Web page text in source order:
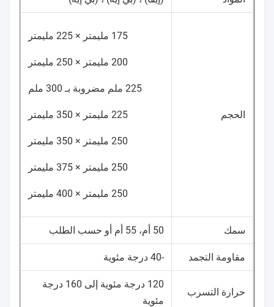
الحجم
175 مليمتر × 225 مليمتر
200 مليمتر × 250 مليمتر
225 ملم مضروبة بـ 300 ملم
225 مليمتر × 350 مليمتر
250 مليمتر × 350 مليمتر
250 مليمتر × 375 مليمتر
250 مليمتر × 400 مليمتر
سمك 50 أم، 55 أم أو حسب الطلب
مقاومة التجمد -40 درجة مئوية
حرارة التسرب
120 درجة مئوية إلى 160 درجة
مئوية